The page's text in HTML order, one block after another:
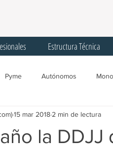
Estructura Técnica
Pyme Autónomos
Recaudación Licencias
la DDJJ
15 mar 2018 2 min de lectura